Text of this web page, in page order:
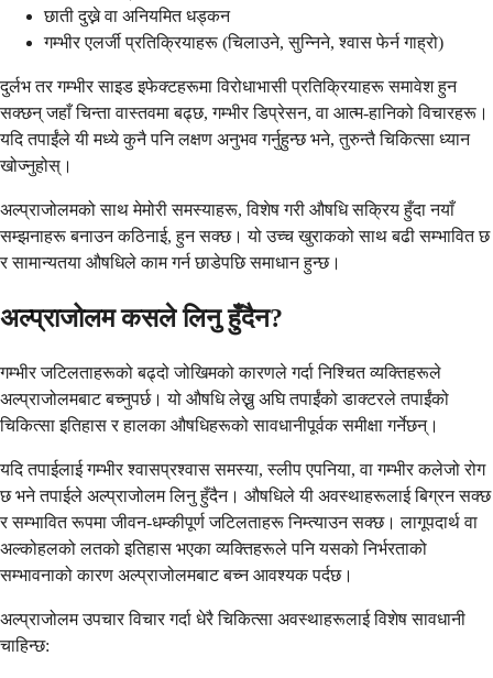
छाती दुख्ने वा अनियमित धड्कन
गम्भीर एलर्जी प्रतिक्रियाहरू (चिलाउने, सुन्निने, श्वास फेर्न गाह्रो)
दुर्लभ तर गम्भीर साइड इफेक्टहरूमा विरोधाभासी प्रतिक्रियाहरू समावेश हुन
सक्छन् जहाँ चिन्ता वास्तवमा बढ्छ, गम्भीर डिप्रेसन, वा आत्म-हानिको विचारहरू।
यदि तपाईंले यी मध्ये कुनै पनि लक्षण अनुभव गर्नुहुन्छ भने, तुरुन्तै चिकित्सा ध्यान
खोज्नुहोस्।
अल्प्राजोलमको साथ मेमोरी समस्याहरू, विशेष गरी औषधि सक्रिय हुँदा नयाँ
सम्झनाहरू बनाउन कठिनाई, हुन सक्छ। यो उच्च खुराकको साथ बढी सम्भावित छ
र सामान्यतया औषधिले काम गर्न छाडेपछि समाधान हुन्छ।
अल्प्राजोलम कसले लिनु हुँदैन?
गम्भीर जटिलताहरूको बढ्दो जोखिमको कारणले गर्दा निश्चित व्यक्तिहरूले
अल्प्राजोलमबाट बच्नुपर्छ। यो औषधि लेख्नु अघि तपाईंको डाक्टरले तपाईंको
चिकित्सा इतिहास र हालका औषधिहरूको सावधानीपूर्वक समीक्षा गर्नेछन्।
यदि तपाईलाई गम्भीर श्वासप्रश्वास समस्या, स्लीप एपनिया, वा गम्भीर कलेजो रोग
छ भने तपाईले अल्प्राजोलम लिनु हुँदैन। औषधिले यी अवस्थाहरूलाई बिग्रन सक्छ
र सम्भावित रूपमा जीवन-धम्कीपूर्ण जटिलताहरू निम्त्याउन सक्छ। लागूपदार्थ वा
अल्कोहलको लतको इतिहास भएका व्यक्तिहरूले पनि यसको निर्भरताको
सम्भावनाको कारण अल्प्राजोलमबाट बच्न आवश्यक पर्दछ।
अल्प्राजोलम उपचार विचार गर्दा धेरै चिकित्सा अवस्थाहरूलाई विशेष सावधानी
चाहिन्छ: